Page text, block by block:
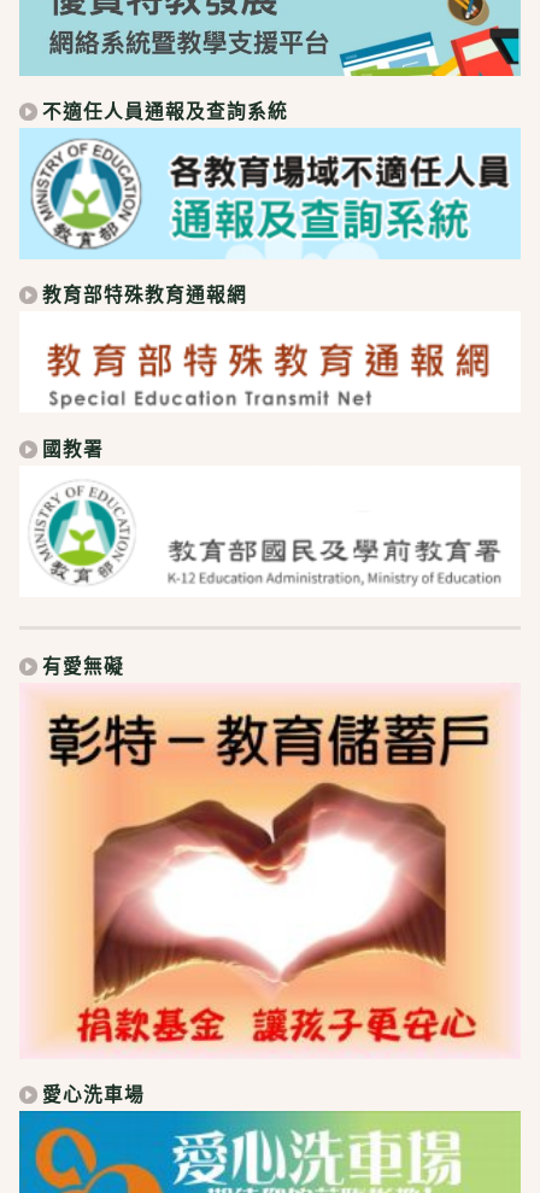
不適任人員通報及查詢系統
教育部特殊教育通報網
國教署
有愛無礙
愛心洗車場